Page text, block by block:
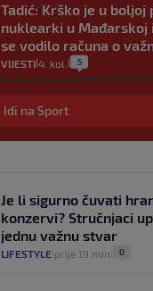
Tadić: Krško je u boljoj
nuklearki u Mađarskoj
se vodilo računa o
VIJESTI 4. kol. 5
Stručnjak o
Konavlima na granici s
"Idućeg ljeta bit će još
3
mora. Provjerili smo
cijene
3. kol. 2
Idi na Sport
Je li sigurno čuvati
konzervi? Stručnjaci
jednu važnu stvar
LIFESTYLE prije 19 min 0